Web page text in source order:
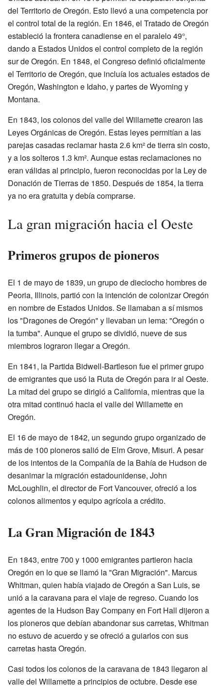
del Territorio de Oregón. Esto llevó a una competencia por
el control total de la región. En 1846, el Tratado de Oregón
estableció la frontera canadiense en el paralelo 49°,
dando a Estados Unidos el control completo de la región
sur de Oregón. En 1848, el Congreso definió oficialmente
el Territorio de Oregón, que incluía los actuales estados de
Oregón, Washington e Idaho, y partes de Wyoming y
Montana.
En 1843, los colonos del valle del Willamette crearon las
Leyes Orgánicas de Oregón. Estas leyes permitían a las
parejas casadas reclamar hasta 2.6 km² de tierra sin costo,
y a los solteros 1.3 km². Aunque estas reclamaciones no
eran válidas al principio, fueron reconocidas por la Ley de
Donación de Tierras de 1850. Después de 1854, la tierra
ya no era gratuita y debía comprarse.
La gran migración hacia el Oeste
Primeros grupos de pioneros
El 1 de mayo de 1839, un grupo de dieciocho hombres de
Peoria, Illinois, partió con la intención de colonizar Oregón
en nombre de Estados Unidos. Se llamaban a sí mismos
los "Dragones de Oregón" y llevaban un lema: "Oregón o
la tumba". Aunque el grupo se dividió, nueve de sus
miembros lograron llegar a Oregón.
En 1841, la Partida Bidwell-Bartleson fue el primer grupo
de emigrantes que usó la Ruta de Oregón para ir al Oeste.
La mitad del grupo se dirigió a California, mientras que la
otra mitad continuó hacia el valle del Willamette en
Oregón.
El 16 de mayo de 1842, un segundo grupo organizado de
más de 100 pioneros salió de Elm Grove, Misuri. A pesar
de los intentos de la Compañía de la Bahía de Hudson de
desanimar la migración estadounidense, John
McLoughlin, el director de Fort Vancouver, ofreció a los
colonos alimentos y equipo agrícola a crédito.
La Gran Migración de 1843
En 1843, entre 700 y 1000 emigrantes partieron hacia
Oregón en lo que se llamó la "Gran Migración". Marcus
Whitman, quien había viajado de Oregón a San Luis, se
unió a la caravana para el viaje de regreso. Cuando los
agentes de la Hudson Bay Company en Fort Hall dijeron a
los pioneros que debían abandonar sus carretas, Whitman
no estuvo de acuerdo y se ofreció a guiarlos con sus
carretas hasta Oregón.
Casi todos los colonos de la caravana de 1843 llegaron al
valle del Willamette a principios de octubre. Desde ese